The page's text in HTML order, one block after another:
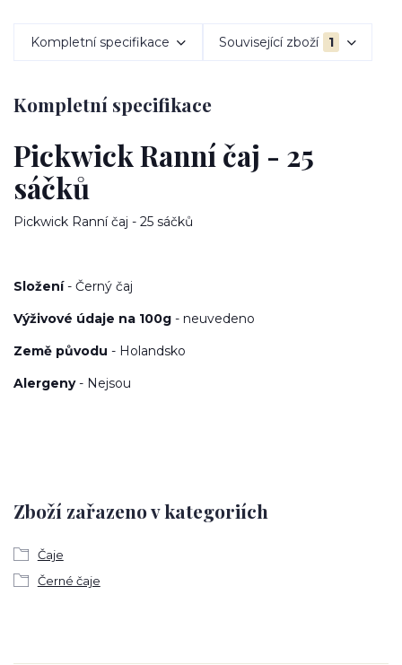
Kompletní specifikace Související zboží 1
Kompletní specifikace
Pickwick Ranní čaj - 25
sáčků
Pickwick Ranní čaj - 25 sáčků
Složení- Černý čaj
Výživové údaje na 100g - neuvedeno
Země původu - Holandsko
Alergeny- Nejsou
Zboží zařazeno v kategoriích
Čaje
Černé čaje